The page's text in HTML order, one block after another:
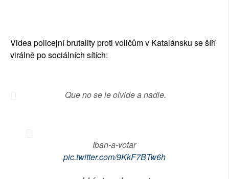
Videa policejní brutality proti voličům v Katalánsku se šíří
virálně po sociálních sítích:
Que no se le olvide a nadie.
Iban-a-votar
pic.twitter.com/9KkF7BTw6h